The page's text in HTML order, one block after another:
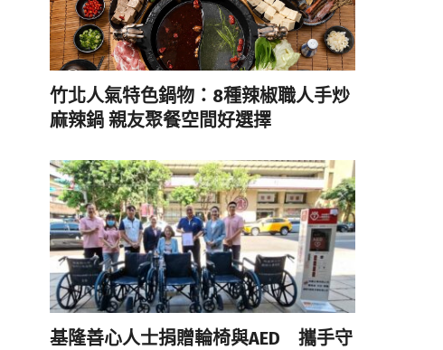
竹北人氣特色鍋物：8種辣椒職人手炒
麻辣鍋 親友聚餐空間好選擇
基隆善心人士捐贈輪椅與AED 攜手守